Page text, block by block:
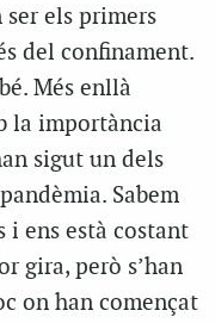
ser els primers
del confinament.
Més enllà
la importància
sigut un dels
Sabem
i ens està costant
gira, però s’han
on han començat